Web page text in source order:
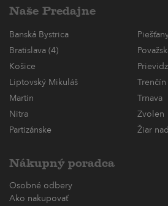
Naše Predajne
Banská Bystrica
Bratislava (4)
Košice
Liptovský Mikuláš
Martin
Trnava
Nitra
Zvolen
Partizánske
Žiar
Nákupný poradca
Osobné odbery
Ako nakupovať